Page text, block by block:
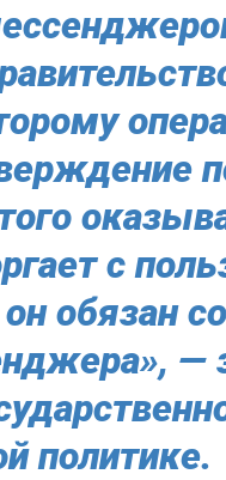
с
он обязан
—
политике.